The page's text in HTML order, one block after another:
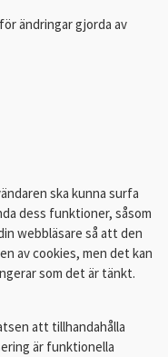
ändringar gjorda av
ska kunna surfa
dess funktioner, såsom
webbläsare så att den
av cookies, men det kan
som det är tänkt.
att tillhandahålla
är funktionella